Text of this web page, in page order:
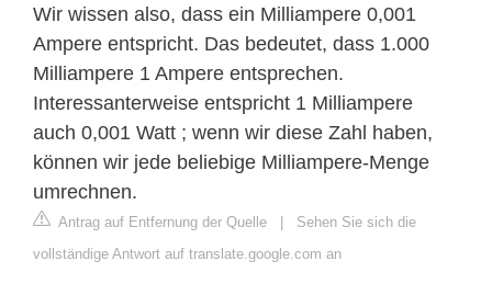
Wir wissen also, dass ein Milliampere 0,001
Ampere entspricht. Das bedeutet, dass 1.000
Milliampere 1 Ampere entsprechen.
Interessanterweise entspricht 1 Milliampere
auch 0,001 Watt ; wenn wir diese Zahl haben,
können wir jede beliebige Milliampere-Menge
umrechnen.
Antrag auf Entfernung der Quelle | Sehen Sie sich die
vollständige Antwort auf translate.google.com an